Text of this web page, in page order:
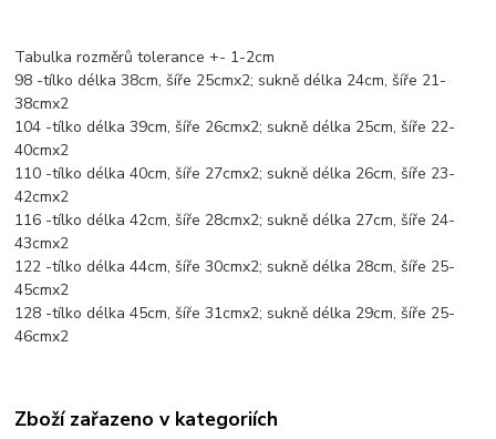
Tabulka rozměrů tolerance +- 1-2cm
98 -tílko délka 38cm, šíře 25cmx2; sukně délka 24cm, šíře 21-
38cmx2
104 -tílko délka 39cm, šíře 26cmx2; sukně délka 25cm, šíře 22-
40cmx2
110 -tílko délka 40cm, šíře 27cmx2; sukně délka 26cm, šíře 23-
42cmx2
116 -tílko délka 42cm, šíře 28cmx2; sukně délka 27cm, šíře 24-
43cmx2
122 -tílko délka 44cm, šíře 30cmx2; sukně délka 28cm, šíře 25-
45cmx2
128 -tílko délka 45cm, šíře 31cmx2; sukně délka 29cm, šíře 25-
46cmx2
Zboží zařazeno v kategoriích